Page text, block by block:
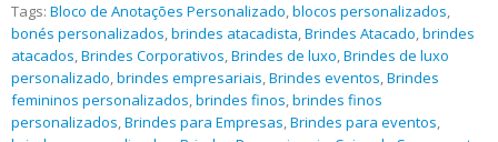
Tags: Bloco de Anotações Personalizado,blocos personalizados,
bonés personalizados,brindes atacadista,Brindes Atacado,brindes
atacados,Brindes Corporativos,Brindes de luxo,Brindes de luxo
personalizado,brindes empresariais,Brindes eventos,Brindes
femininos personalizados,brindes finos,brindes finos
personalizados,Brindes para Empresas,Brindes para eventos,